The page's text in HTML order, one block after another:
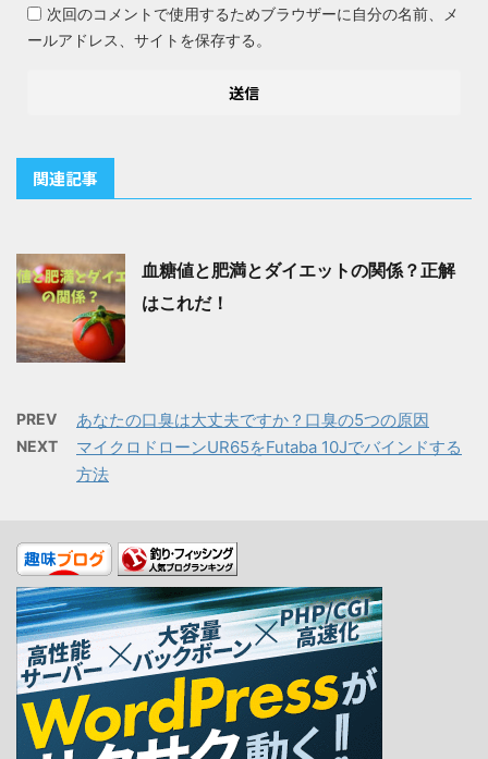
次回のコメントで使用するためブラウザーに自分の名前、メ
ールアドレス、サイトを保存する。
関連記事
血糖値と肥満とダイエットの関係？正解
はこれだ！
PREV あなたの口臭は大丈夫ですか？口臭の5つの原因
NEXT
マイクロドローンUR65をFutaba 10Jでバインドする
方法